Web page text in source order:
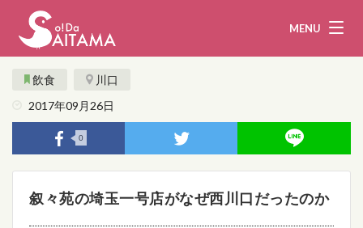
MENU
娯楽・観光
企業・団体 教育・医療
行政 まとめ！
飲食
川口
2017年09月26日
0
叙々苑の埼玉一号店がなぜ西川口だったのか